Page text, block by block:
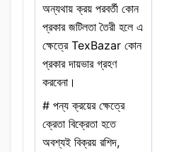
অন্যথায় ক্রয় পরবর্তী কোন
প্রকার জটিলতা তৈরী হলে এ
ক্ষেত্রে TexBazar কোন
প্রকার দায়ভার গ্রহণ
করবেনা।
# পন্য ক্রয়ের ক্ষেত্রে
ক্রেতা বিক্রেতা হতে
অবশ্যই বিক্রয় রশিদ,